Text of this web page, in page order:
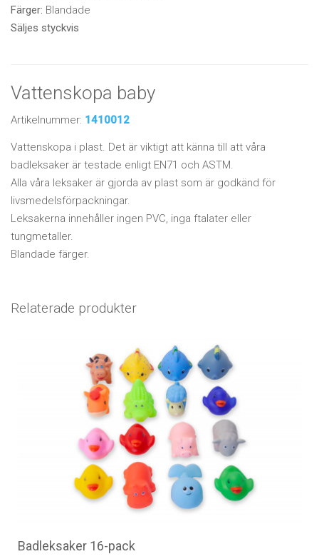
Färger: Blandade
Säljes styckvis
Vattenskopa baby
Artikelnummer: 1410012
Vattenskopa i plast. Det är viktigt att känna till att våra
badleksaker är testade enligt EN71 och ASTM.
Alla våra leksaker är gjorda av plast som är godkänd för
livsmedelsförpackningar.
Leksakerna innehåller ingen PVC, inga ftalater eller
tungmetaller.
Blandade färger.
Relaterade produkter
Badleksaker 16-pack